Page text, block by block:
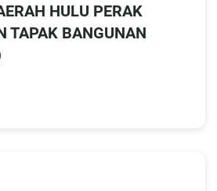
HULU PERAK
TAPAK BANGUNAN